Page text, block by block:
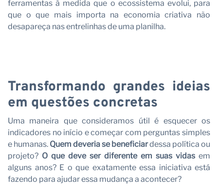
ferramentas à medida que o ecossistema evolui, para
que o que mais importa na economia criativa não
desapareça nas entrelinhas de uma planilha.
Transformando grandes ideias
em questões concretas
Uma maneira que consideramos útil é esquecer os
indicadores no início e começar com perguntas simples
e humanas. Quem deveria se beneficiardessa política ou
projeto? O que deve ser diferente em suas vidas em
alguns anos? E o que exatamente essa iniciativa está
fazendo para ajudar essa mudança a acontecer?